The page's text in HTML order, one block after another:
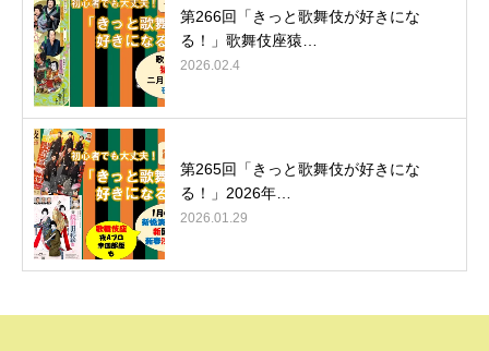
第266回「きっと歌舞伎が好きにな
る！」歌舞伎座猿…
2026.02.4
第265回「きっと歌舞伎が好きにな
る！」2026年…
2026.01.29